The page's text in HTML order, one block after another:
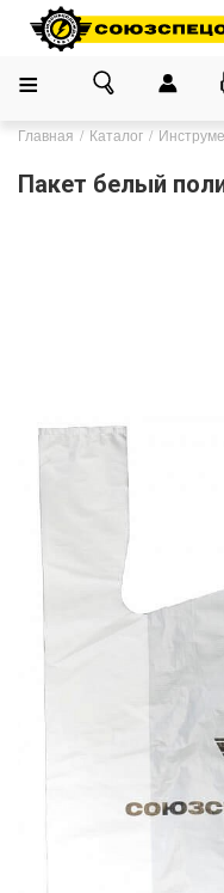
Главная Каталог
Пакет белый